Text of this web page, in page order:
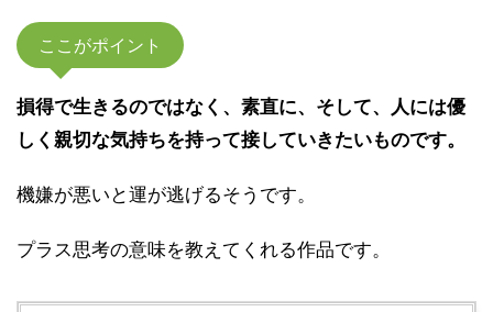
ここがポイント
損得で生きるのではなく、素直に、そして、人には優
しく親切な気持ちを持って接していきたいものです。
機嫌が悪いと運が逃げるそうです。
プラス思考の意味を教えてくれる作品です。